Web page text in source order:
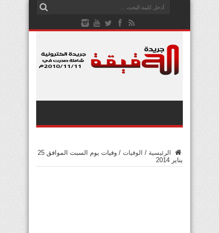
الرئيسية / الوفيات /
وفيات يوم السبت الموافق 25
يناير 2014